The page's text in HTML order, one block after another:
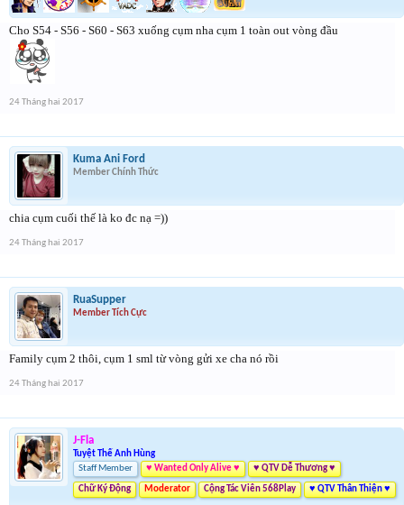
Cho S54 - S56 - S60 - S63 xuống cụm nha cụm 1 toàn out vòng đầu
24 Tháng hai 2017
Kuma Ani Ford
Member Chính Thức
chia cụm cuối thế là ko đc nạ =))
24 Tháng hai 2017
RuaSupper
Member Tích Cực
Family cụm 2 thôi, cụm 1 sml từ vòng gửi xe cha nó rồi
24 Tháng hai 2017
J-Fla
Tuyệt Thế Anh Hùng
Staff Member
♥ Wanted Only Alive ♥ ♥ QTV Dễ Thương ♥
Chữ Ký Động Moderator Cộng Tác Viên 568Play ♥ QTV Thân Thiện ♥